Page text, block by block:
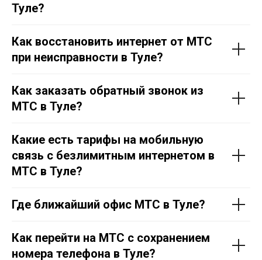
Туле?
Как восстановить интернет от МТС
при неисправности в Туле?
Как заказать обратный звонок из
МТС в Туле?
Какие есть тарифы на мобильную
связь с безлимитным интернетом в
МТС в Туле?
Где ближайший офис МТС в Туле?
Как перейти на МТС с сохранением
номера телефона в Туле?
Проверить адрес
Политика конфеденциальности
Контакты